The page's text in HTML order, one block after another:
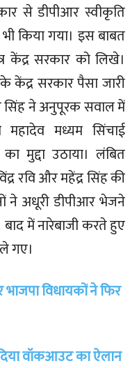
से डीपीआर स्वीकृति
किया गया। इस बाबत
केंद्र सरकार को लिखे।
केंद्र सरकार पैसा जारी
सिंह ने अनुपूरक सवाल में
महादेव मध्यम सिंचाई
मुद्दा उठाया। लंबित
रवि और महेंद्र सिंह की
ने अधूरी डीपीआर भेजने
में नारेबाजी करते हुए
गए।
विधायकों ने फिर
वॉकआउट का ऐलान